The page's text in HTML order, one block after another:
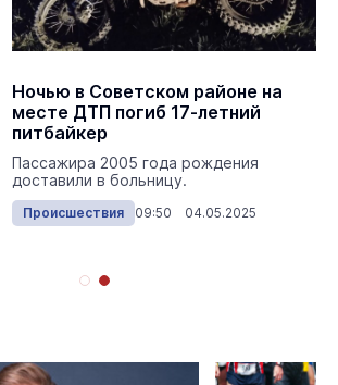
Ночью в Советском районе на
месте ДТП погиб 17-летний
питбайкер
Пассажира 2005 года рождения
доставили в больницу.
Происшествия 09:50 04.05.2025